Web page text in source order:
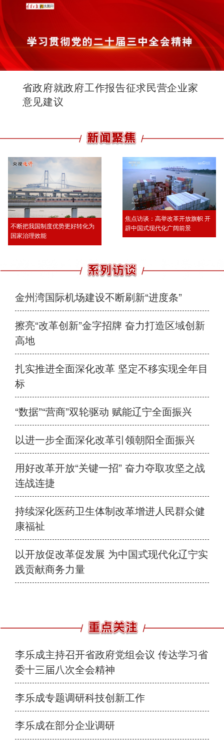
省政府就政府工作报告征求民营企业家
意见建议
不断把我国制度优势更好转化为
国家治理效能
焦点访谈：高举改革开放旗帜 开
辟中国式现代化广阔前景
金州湾国际机场建设不断刷新“进度条”
擦亮“改革创新”金字招牌 奋力打造区域创新
高地
扎实推进全面深化改革 坚定不移实现全年目
标
“数据”“营商”双轮驱动 赋能辽宁全面振兴
以进一步全面深化改革引领朝阳全面振兴
用好改革开放“关键一招” 奋力夺取攻坚之战
连战连捷
持续深化医药卫生体制改革增进人民群众健
康福祉
以开放促改革促发展 为中国式现代化辽宁实
践贡献商务力量
李乐成主持召开省政府党组会议 传达学习省
委十三届八次全会精神
李乐成专题调研科技创新工作
李乐成在部分企业调研